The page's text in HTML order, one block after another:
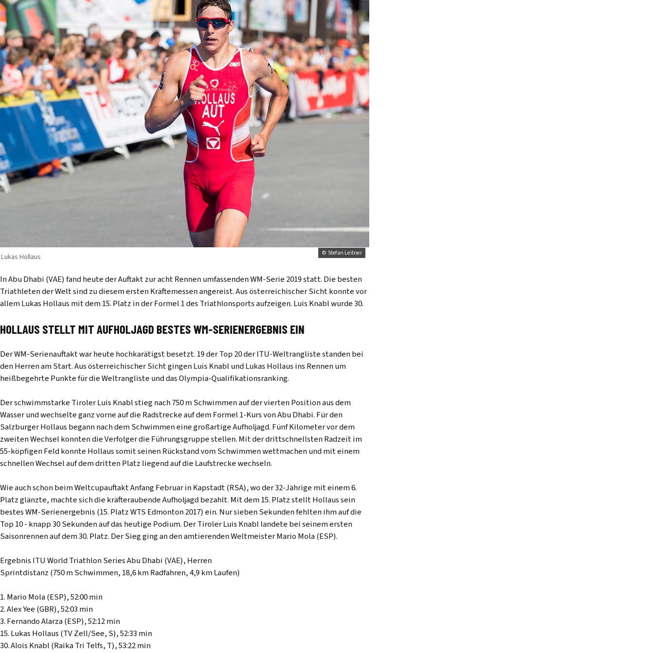
© Stefan Leitner
Lukas Hollaus
In Abu Dhabi (VAE) fand heute der Auftakt zur acht Rennen umfassenden WM-Serie 2019 statt. Die besten
Triathleten der Welt sind zu diesem ersten Kräftemessen angereist. Aus österreichischer Sicht konnte vor
allem Lukas Hollaus mit dem 15. Platz in der Formel 1 des Triathlonsports aufzeigen. Luis Knabl wurde 30.
HOLLAUS STELLT MIT AUFHOLJAGD BESTES WM-SERIENERGEBNIS EIN
Der WM-Serienauftakt war heute hochkarätigst besetzt. 19 der Top 20 der ITU-Weltrangliste standen bei
den Herren am Start. Aus österreichischer Sicht gingen Luis Knabl und Lukas Hollaus ins Rennen um
heißbegehrte Punkte für die Weltrangliste und das Olympia-Qualifikationsranking.
Der schwimmstarke Tiroler Luis Knabl stieg nach 750 m Schwimmen auf der vierten Position aus dem
Wasser und wechselte ganz vorne auf die Radstrecke auf dem Formel 1-Kurs von Abu Dhabi. Für den
Salzburger Hollaus begann nach dem Schwimmen eine großartige Aufholjagd. Fünf Kilometer vor dem
zweiten Wechsel konnten die Verfolger die Führungsgruppe stellen. Mit der drittschnellsten Radzeit im
55-köpfigen Feld konnte Hollaus somit seinen Rückstand vom Schwimmen wettmachen und mit einem
schnellen Wechsel auf dem dritten Platz liegend auf die Laufstrecke wechseln.
Wie auch schon beim Weltcupauftakt Anfang Februar in Kapstadt (RSA), wo der 32-Jährige mit einem 6.
Platz glänzte, machte sich die kräfteraubende Aufholjagd bezahlt. Mit dem 15. Platz stellt Hollaus sein
bestes WM-Serienergebnis (15. Platz WTS Edmonton 2017) ein. Nur sieben Sekunden fehlten ihm auf die
Top 10 - knapp 30 Sekunden auf das heutige Podium. Der Tiroler Luis Knabl landete bei seinem ersten
Saisonrennen auf dem 30. Platz. Der Sieg ging an den amtierenden Weltmeister Mario Mola (ESP).
Ergebnis ITU World Triathlon Series Abu Dhabi (VAE), Herren
Sprintdistanz (750 m Schwimmen, 18,6 km Radfahren, 4,9 km Laufen)
1. Mario Mola (ESP), 52:00 min
2. Alex Yee (GBR), 52:03 min
3. Fernando Alarza (ESP), 52:12 min
15. Lukas Hollaus (TV Zell/See, S), 52:33 min
30. Alois Knabl (Raika Tri Telfs, T), 53:22 min